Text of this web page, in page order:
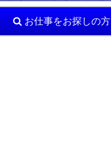
お仕事をお探しの方